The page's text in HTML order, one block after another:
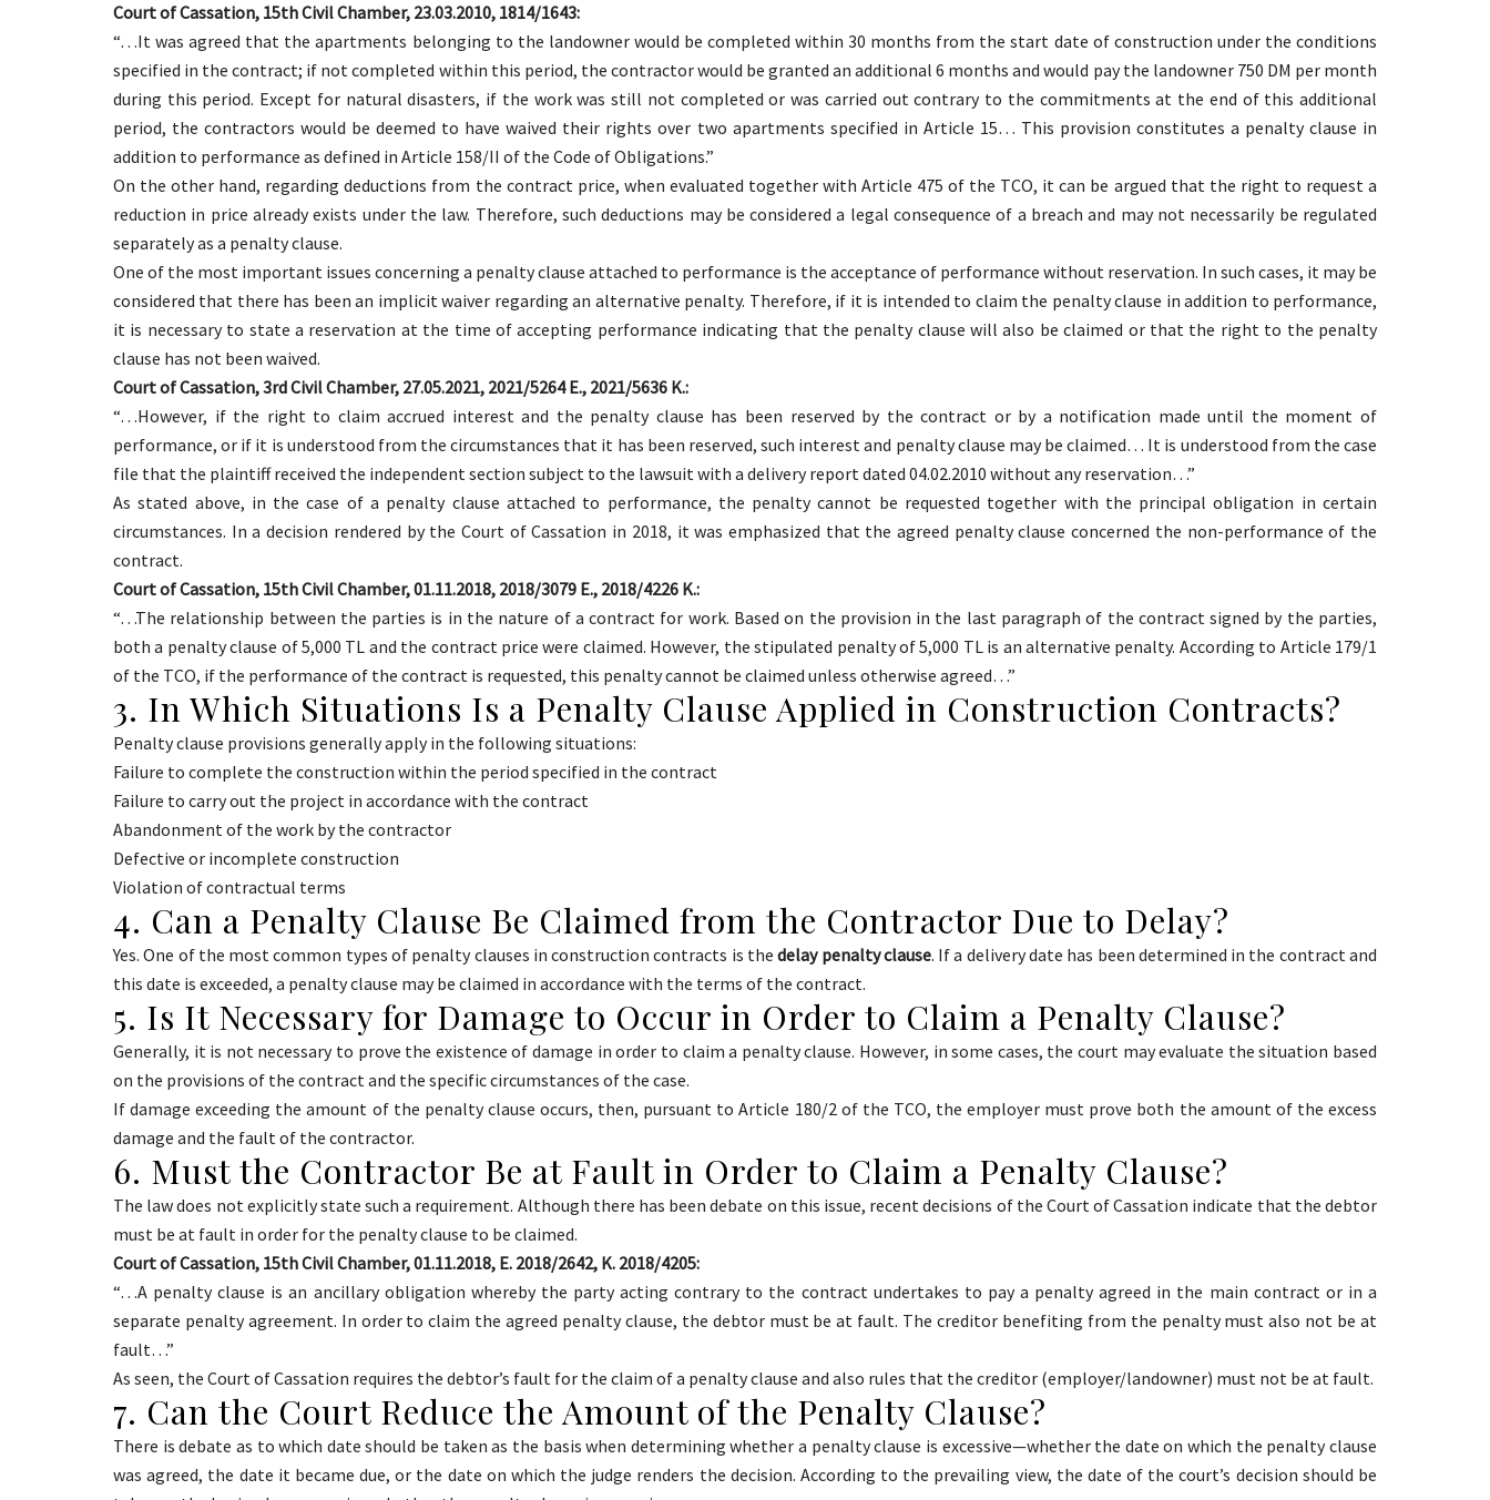
Court of Cassation, 15th Civil Chamber, 23.03.2010, 1814/1643:
“…It was agreed that the apartments belonging to the landowner would be completed within 30 months from the start date of construction under the conditions
specified in the contract; if not completed within this period, the contractor would be granted an additional 6 months and would pay the landowner 750 DM per month
during this period. Except for natural disasters, if the work was still not completed or was carried out contrary to the commitments at the end of this additional
period, the contractors would be deemed to have waived their rights over two apartments specified in Article 15… This provision constitutes a penalty clause in
addition to performance as defined in Article 158/II of the Code of Obligations.”
On the other hand, regarding deductions from the contract price, when evaluated together with Article 475 of the TCO, it can be argued that the right to request a
reduction in price already exists under the law. Therefore, such deductions may be considered a legal consequence of a breach and may not necessarily be regulated
separately as a penalty clause.
One of the most important issues concerning a penalty clause attached to performance is the acceptance of performance without reservation. In such cases, it may be
considered that there has been an implicit waiver regarding an alternative penalty. Therefore, if it is intended to claim the penalty clause in addition to performance,
it is necessary to state a reservation at the time of accepting performance indicating that the penalty clause will also be claimed or that the right to the penalty
clause has not been waived.
Court of Cassation, 3rd Civil Chamber, 27.05.2021, 2021/5264 E., 2021/5636 K.:
“…However, if the right to claim accrued interest and the penalty clause has been reserved by the contract or by a notification made until the moment of
performance, or if it is understood from the circumstances that it has been reserved, such interest and penalty clause may be claimed… It is understood from the case
file that the plaintiff received the independent section subject to the lawsuit with a delivery report dated 04.02.2010 without any reservation…”
As stated above, in the case of a penalty clause attached to performance, the penalty cannot be requested together with the principal obligation in certain
circumstances. In a decision rendered by the Court of Cassation in 2018, it was emphasized that the agreed penalty clause concerned the non-performance of the
contract.
Court of Cassation, 15th Civil Chamber, 01.11.2018, 2018/3079 E., 2018/4226 K.:
“…The relationship between the parties is in the nature of a contract for work. Based on the provision in the last paragraph of the contract signed by the parties,
both a penalty clause of 5,000 TL and the contract price were claimed. However, the stipulated penalty of 5,000 TL is an alternative penalty. According to Article 179/1
of the TCO, if the performance of the contract is requested, this penalty cannot be claimed unless otherwise agreed…”
3. In Which Situations Is a Penalty Clause Applied in Construction Contracts?
Penalty clause provisions generally apply in the following situations:
Failure to complete the construction within the period specified in the contract
Failure to carry out the project in accordance with the contract
Abandonment of the work by the contractor
Defective or incomplete construction
Violation of contractual terms
4. Can a Penalty Clause Be Claimed from the Contractor Due to Delay?
Yes. One of the most common types of penalty clauses in construction contracts is thedelay penalty clause. If a delivery date has been determined in the contract and
this date is exceeded, a penalty clause may be claimed in accordance with the terms of the contract.
5. Is It Necessary for Damage to Occur in Order to Claim a Penalty Clause?
Generally, it is not necessary to prove the existence of damage in order to claim a penalty clause. However, in some cases, the court may evaluate the situation based
on the provisions of the contract and the specific circumstances of the case.
If damage exceeding the amount of the penalty clause occurs, then, pursuant to Article 180/2 of the TCO, the employer must prove both the amount of the excess
damage and the fault of the contractor.
6. Must the Contractor Be at Fault in Order to Claim a Penalty Clause?
The law does not explicitly state such a requirement. Although there has been debate on this issue, recent decisions of the Court of Cassation indicate that the debtor
must be at fault in order for the penalty clause to be claimed.
Court of Cassation, 15th Civil Chamber, 01.11.2018, E. 2018/2642, K. 2018/4205:
“…A penalty clause is an ancillary obligation whereby the party acting contrary to the contract undertakes to pay a penalty agreed in the main contract or in a
separate penalty agreement. In order to claim the agreed penalty clause, the debtor must be at fault. The creditor benefiting from the penalty must also not be at
fault…”
As seen, the Court of Cassation requires the debtor’s fault for the claim of a penalty clause and also rules that the creditor (employer/landowner) must not be at fault.
7. Can the Court Reduce the Amount of the Penalty Clause?
There is debate as to which date should be taken as the basis when determining whether a penalty clause is excessive—whether the date on which the penalty clause
was agreed, the date it became due, or the date on which the judge renders the decision. According to the prevailing view, the date of the court’s decision should be